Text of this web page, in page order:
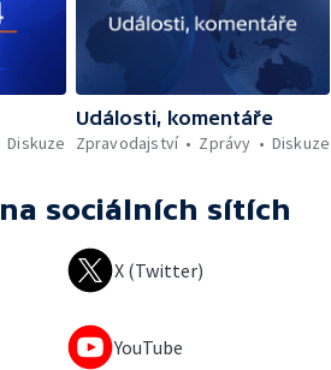
Diskuze
Události, komentáře
Zpravodajství
Zprávy Diskuze
na sociálních sítích
X (Twitter)
YouTube